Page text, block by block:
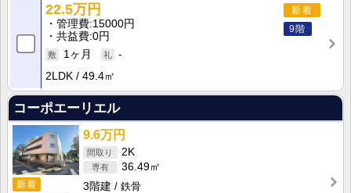
新着
9階
22.5万円
管理費 15000円
共益費 0円
1ヶ月
-
2LDK
49.4㎡
コーポエーリエル
新着
9.6万円
2K
36.49㎡
3階建
鉄骨